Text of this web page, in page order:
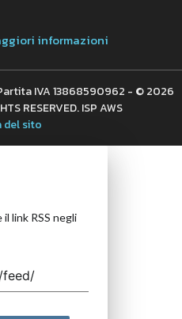
informazioni
IVA 13868590962 - © 2026
RESERVED. ISP AWS
del sito
link RSS negli